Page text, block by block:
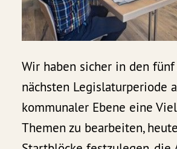
Wir haben sicher in den fünf
nächsten Legislaturperiode
kommunaler Ebene eine
Themen zu bearbeiten,